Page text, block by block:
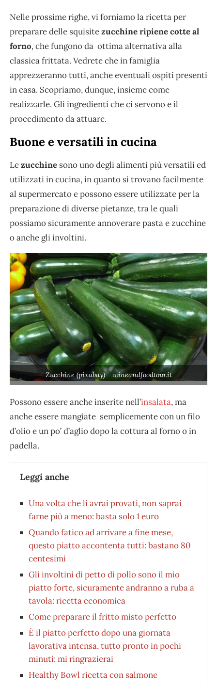
Nelle prossime righe, vi forniamo la ricetta per
preparare delle squisitezucchine ripiene cotte al
forno, che fungono da ottima alternativa alla
classica frittata. Vedrete che in famiglia
apprezzeranno tutti, anche eventuali ospiti presenti
in casa. Scopriamo, dunque, insieme come
realizzarle. Gli ingredienti che ci servono e il
procedimento da attuare.
Buone e versatili in cucina
Lezucchine sono uno degli alimenti più versatili ed
utilizzati in cucina, in quanto si trovano facilmente
al supermercato e possono essere utilizzate per la
preparazione di diverse pietanze, tra le quali
possiamo sicuramente annoverare pasta e zucchine
o anche gli involtini.
Zucchine (pixabay) – wineandfoodtour.it
Possono essere anche inserite nell’insalata, ma
anche essere mangiate semplicemente con un filo
d’olio e un po’ d’aglio dopo la cottura al forno o in
padella.
Leggi anche
Una volta che li avrai provati, non saprai
farne più a meno: basta solo 1 euro
Quando fatico ad arrivare a fine mese,
questo piatto accontenta tutti: bastano 80
centesimi
Gli involtini di petto di pollo sono il mio
piatto forte, sicuramente andranno a ruba a
tavola: ricetta economica
Come preparare il fritto misto perfetto
È il piatto perfetto dopo una giornata
lavorativa intensa, tutto pronto in pochi
minuti: mi ringrazierai
Healthy Bowl ricetta con salmone